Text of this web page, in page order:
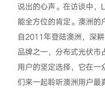
说出的心声。在访谈中
能全方位的肯定。澳洲的
自2011年登陆澳洲，深
品牌之一，分布式光伏市
用户的坚定选择，它在一
们来一起聆听澳洲用户最